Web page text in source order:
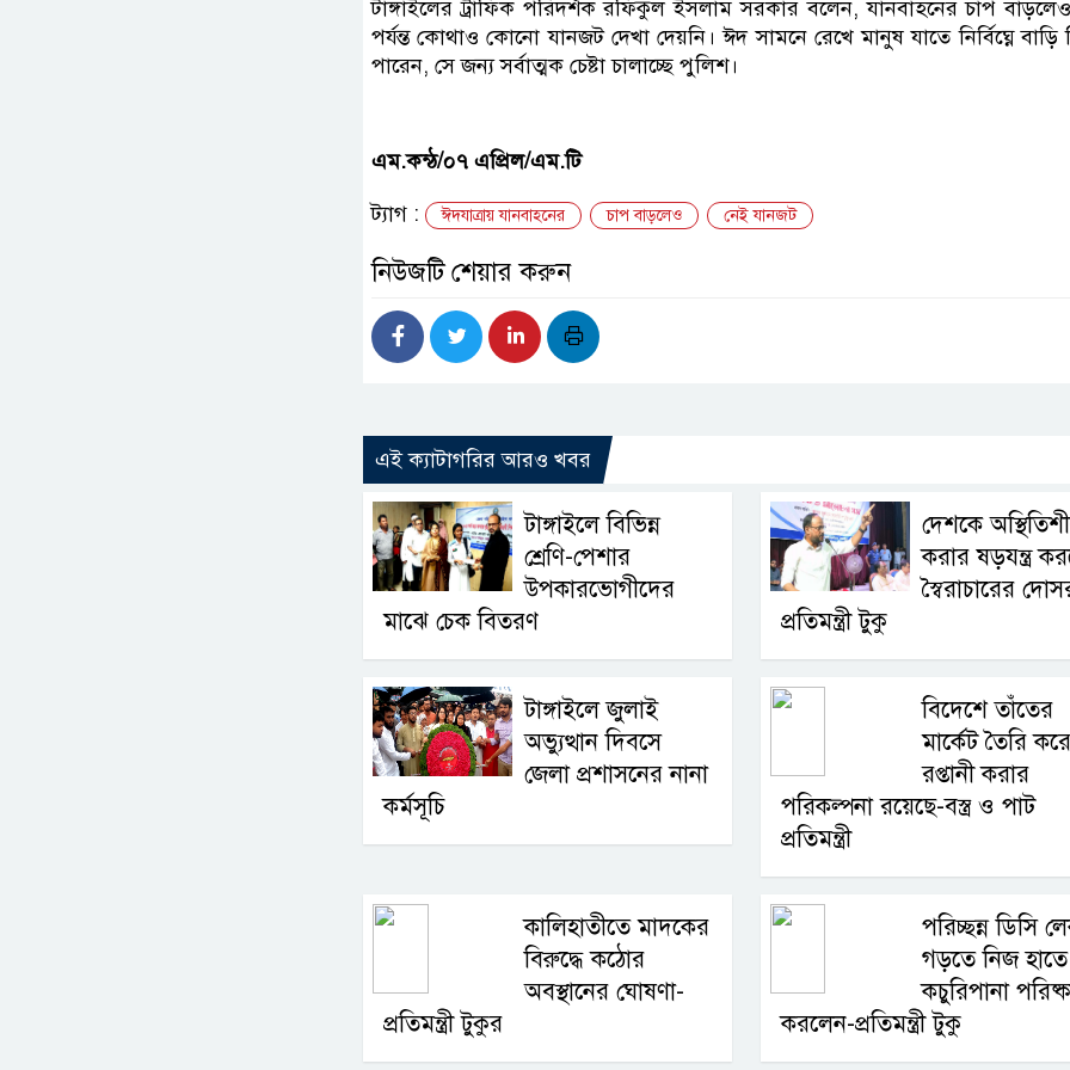
টাঙ্গাইলের ট্রাফিক পরিদর্শক রফিকুল ইসলাম সরকার বলেন, যানবাহনের চাপ
পর্যন্ত কোথাও কোনো যানজট দেখা দেয়নি। ঈদ সামনে রেখে মানুষ যাতে নির্বিঘ্নে বাড়ি
পারেন, সে জন্য সর্বাত্মক চেষ্টা চালাচ্ছে পুলিশ।
এম.কন্ঠ/০৭ এপ্রিল/এম.টি
ট্যাগ :
ঈদযাত্রায় যানবাহনের চাপ বাড়লেও নেই যানজট
নিউজটি শেয়ার করুন
এই ক্যাটাগরির আরও খবর
টাঙ্গাইলে বিভিন্ন
শ্রেণি-পেশার
উপকারভোগীদের
মাঝে চেক বিতরণ
দেশকে
করার ষড়যন্ত্র
স্বৈরাচারের
প্রতিমন্ত্রী টুকু
টাঙ্গাইলে জুলাই
অভ্যুত্থান দিবসে
জেলা প্রশাসনের নানা
কর্মসূচি
বিদেশে তাঁতের
মার্কেট তৈরি করে
রপ্তানী করার
পরিকল্পনা রয়েছে-বস্ত্র ও পাট
প্রতিমন্ত্রী
কালিহাতীতে মাদকের
বিরুদ্ধে কঠোর
অবস্থানের ঘোষণা-
প্রতিমন্ত্রী টুকুর
পরিচ্ছন্ন ডিসি
গড়তে নিজ হাতে
কচুরিপানা
করলেন-প্রতিমন্ত্রী টুকু